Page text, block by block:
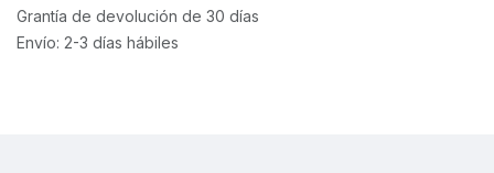
Grantía de devolución de 30 días
Envío: 2-3 días hábiles